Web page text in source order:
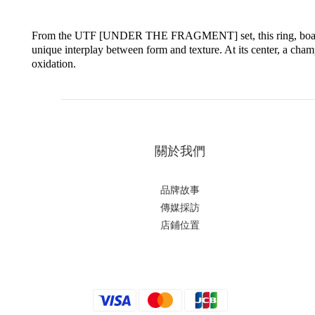
From the UTF [UNDER THE FRAGMENT] set, this ring,
unique interplay between form and texture. At its center, a
oxidation.
關於我們
品牌故事
傳媒採訪
店鋪位置